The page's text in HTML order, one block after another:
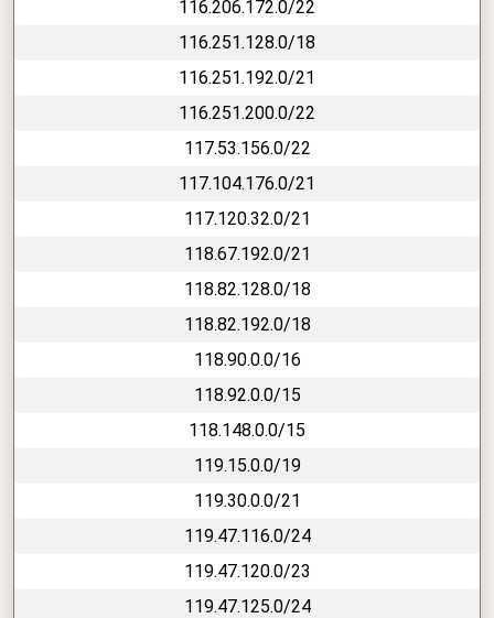
116.206.172.0/22
116.251.128.0/18
116.251.192.0/21
116.251.200.0/22
117.53.156.0/22
117.104.176.0/21
117.120.32.0/21
118.67.192.0/21
118.82.128.0/18
118.82.192.0/18
118.90.0.0/16
118.92.0.0/15
118.148.0.0/15
119.15.0.0/19
119.30.0.0/21
119.47.116.0/24
119.47.120.0/23
119.47.125.0/24